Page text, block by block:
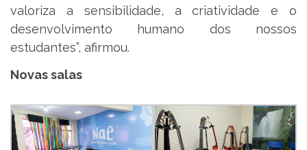
valoriza a sensibilidade, a criatividade e o
desenvolvimento humano dos nossos
estudantes”, afirmou.
Novas salas